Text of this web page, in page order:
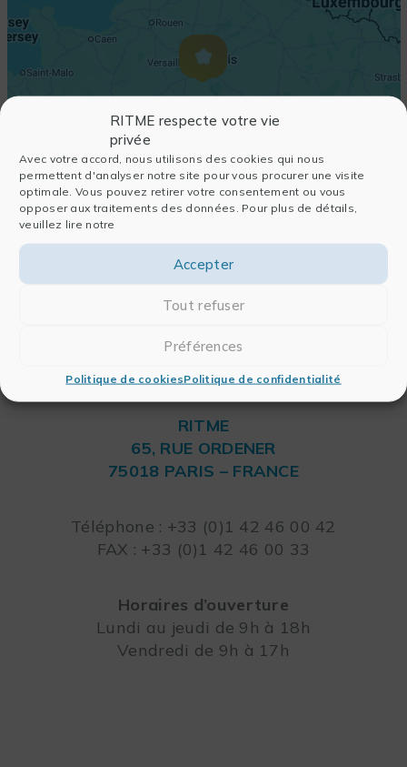
RITME respecte votre vie
privée
Avec votre accord, nous utilisons des cookies qui nous
permettent d'analyser notre site pour vous procurer une visite
optimale. Vous pouvez retirer votre consentement ou vous
opposer aux traitements des données. Pour plus de détails,
veuillez lire notre
Accepter
Tout refuser
Préférences
Politique de cookiesPolitique de confidentialité
RITME
65, RUE ORDENER
75018 PARIS – FRANCE
Téléphone : +33 (0)1 42 46 00 42
FAX : +33 (0)1 42 46 00 33
Horaires d’ouverture
Lundi au jeudi de 9h à 18h
Vendredi de 9h à 17h